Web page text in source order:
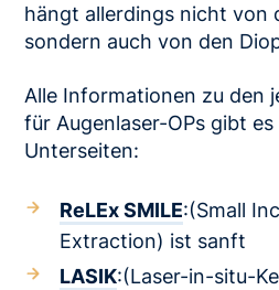
hängt allerdings nicht von
sondern auch von den
Alle Informationen zu den
für Augenlaser-OPs gibt
Unterseiten:
ReLEx SMILE:(Small
Extraction) ist sanft
LASIK:(Laser-in-situ-